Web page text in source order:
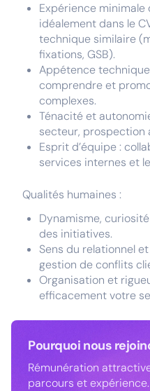
Expérience minimale
idéalement dans le
technique similaire
fixations, GSB).
Appétence
comprendre et
complexes.
Ténacité et
secteur, prospection
Esprit d’équipe :
services internes et
Qualités humaines :
Dynamisme,
des initiatives.
Sens du relationnel
gestion de conflits
Organisation et
efficacement votre
Pourquoi nous
Rémunération
parcours et expérience.